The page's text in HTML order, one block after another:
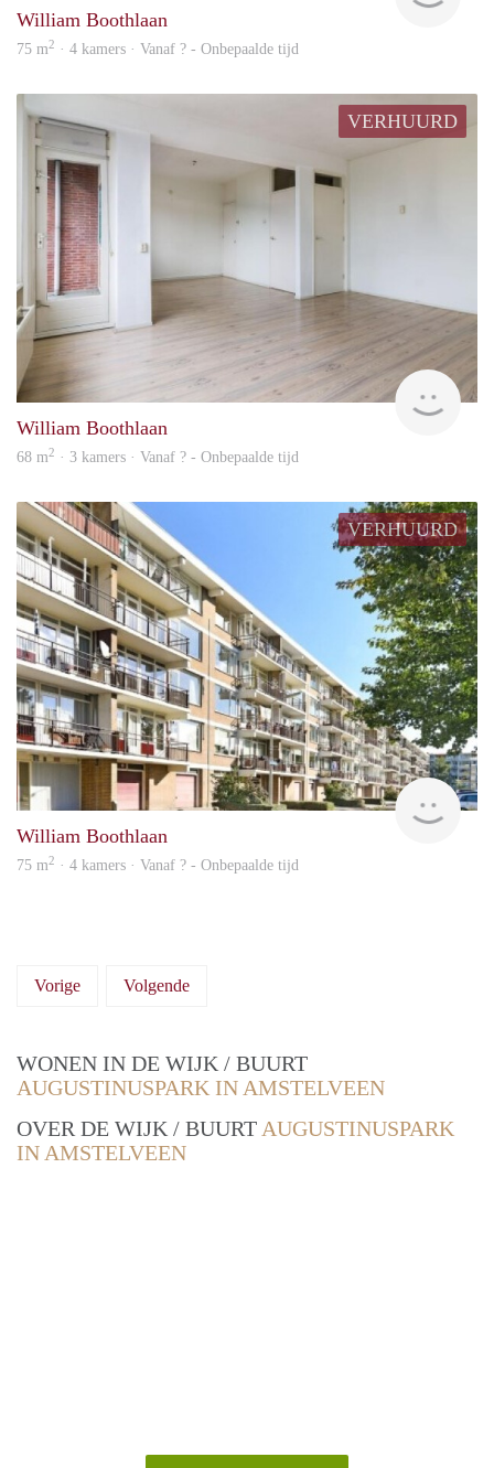
William Boothlaan
75 m2 · 4 kamers · Vanaf ? - Onbepaalde tijd
VERHUURD
William Boothlaan
68 m2 · 3 kamers · Vanaf ? - Onbepaalde tijd
VERHUURD
William Boothlaan
75 m2 · 4 kamers · Vanaf ? - Onbepaalde tijd
Vorige Volgende
WONEN IN DE WIJK / BUURT
AUGUSTINUSPARK IN AMSTELVEEN
OVER DE WIJK / BUURT AUGUSTINUSPARK
IN AMSTELVEEN